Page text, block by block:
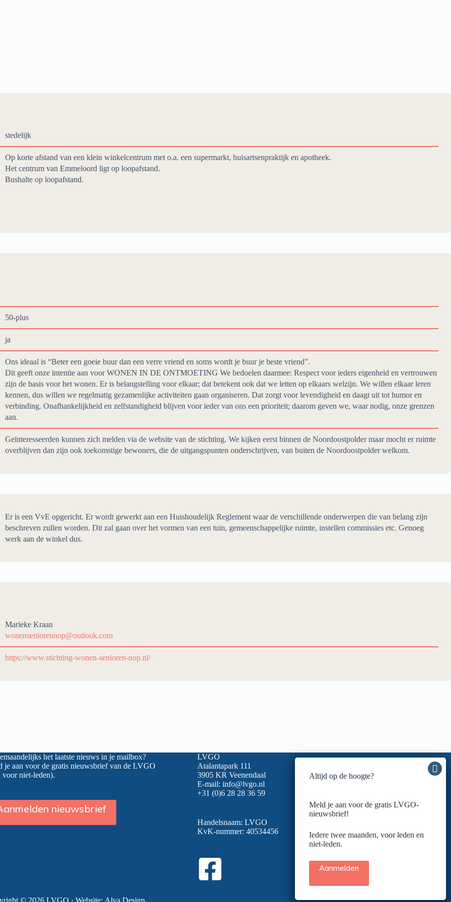
stedelijk
Op korte afstand van een klein winkelcentrum met o.a. een supermarkt, huisartsenpraktijk en apotheek.
Het centrum van Emmeloord ligt op loopafstand.
Bushalte op loopafstand.
50-plus
ja
Ons ideaal is “Beter een goeie buur dan een verre vriend en soms wordt je buur je beste vriend”.
Dit geeft onze intentie aan voor WONEN IN DE ONTMOETING We bedoelen daarmee: Respect voor ieders eigenheid en vertrouwen
zijn de basis voor het wonen. Er is belangstelling voor elkaar; dat betekent ook dat we letten op elkaars welzijn. We willen elkaar leren
kennen, dus willen we regelmatig gezamenlijke activiteiten gaan organiseren. Dat zorgt voor levendigheid en daagt uit tot humor en
verbinding. Onafhankelijkheid en zelfstandigheid blijven voor ieder van ons een prioriteit; daarom geven we, waar nodig, onze grenzen
aan.
Geïnteresseerden kunnen zich melden via de website van de stichting. We kijken eerst binnen de Noordoostpolder maar mocht er ruimte
overblijven dan zijn ook toekomstige bewoners, die de uitgangspunten onderschrijven, van buiten de Noordoostpolder welkom.
Er is een VvE opgericht. Er wordt gewerkt aan een Huishoudelijk Reglement waar de verschillende onderwerpen die van belang zijn
beschreven zullen worden. Dit zal gaan over het vormen van een tuin, gemeenschappelijke ruimte, instellen commissies etc. Genoeg
werk aan de winkel dus.
Marieke Kraan
wonenseniorennop@outlook.com
https://www.stichting-wonen-senioren-nop.nl/
het laatste nieuws in je mailbox?
je aan voor de gratis nieuwsbrief van de LVGO
voor niet-leden).
nieuwsbrief
LVGO
Atalantapark 111
3905 KR Veenendaal
E-mail: info@lvgo.nl
+31 (0)6 28 28 36 59
Handelsnaam: LVGO
KvK-nummer: 40534456
© 2026 LVGO · Website: Alva Design
Altijd op de hoogte?
Meld je aan voor de gratis LVGO-
nieuwsbrief!
Iedere twee maanden, voor leden en
niet-leden.
Aanmelden